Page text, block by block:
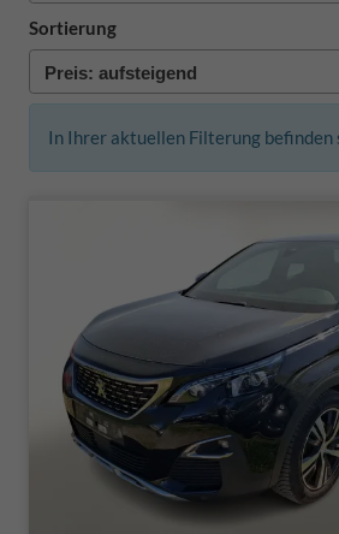
Sortierung
In Ihrer aktuellen Filterung befinden